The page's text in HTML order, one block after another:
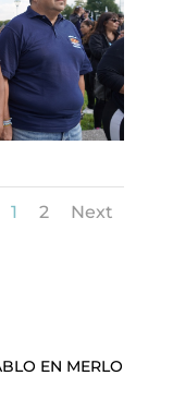
1 2 Next
EN MERLO